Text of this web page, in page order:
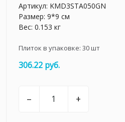
Артикул: KMD3STA050GN
Размер: 9*9 см
Вес: 0.153 кг
Плиток в упаковке: 30шт
306.22 руб.
– +